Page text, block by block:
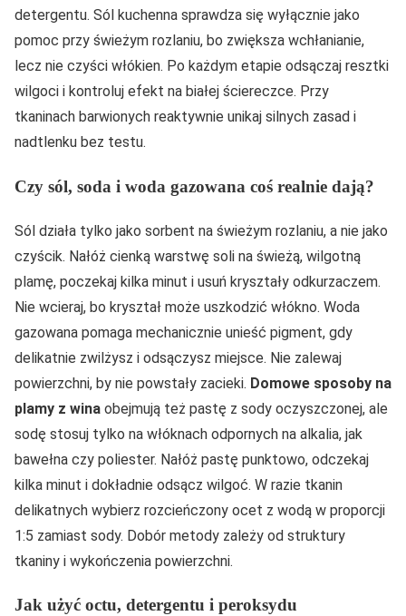
detergentu. Sól kuchenna sprawdza się wyłącznie jako
pomoc przy świeżym rozlaniu, bo zwiększa wchłanianie,
lecz nie czyści włókien. Po każdym etapie odsączaj resztki
wilgoci i kontroluj efekt na białej ściereczce. Przy
tkaninach barwionych reaktywnie unikaj silnych zasad i
nadtlenku bez testu.
Czy sól, soda i woda gazowana coś realnie dają?
Sól działa tylko jako sorbent na świeżym rozlaniu, a nie jako
czyścik. Nałóż cienką warstwę soli na świeżą, wilgotną
plamę, poczekaj kilka minut i usuń kryształy odkurzaczem.
Nie wcieraj, bo kryształ może uszkodzić włókno. Woda
gazowana pomaga mechanicznie unieść pigment, gdy
delikatnie zwilżysz i odsączysz miejsce. Nie zalewaj
powierzchni, by nie powstały zacieki. Domowe sposoby na
plamy z wina obejmują też pastę z sody oczyszczonej, ale
sodę stosuj tylko na włóknach odpornych na alkalia, jak
bawełna czy poliester. Nałóż pastę punktowo, odczekaj
kilka minut i dokładnie odsącz wilgoć. W razie tkanin
delikatnych wybierz rozcieńczony ocet z wodą w proporcji
1:5 zamiast sody. Dobór metody zależy od struktury
tkaniny i wykończenia powierzchni.
Jak użyć octu, detergentu i peroksydu